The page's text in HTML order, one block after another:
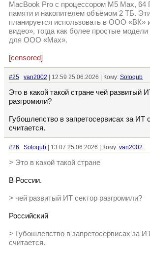
MacBook Pro с процессором M5 Max, 64
памяти и накопителем объёмом 2 ТБ.
планируется использовать в ООО
видео», тогда как более простые
для ООО «Мах».
[censored]
#25 van2002 | 12:59 25.06.2026 | Кому: Soloqub
Это в какой такой стране чей развитый
разгромили?
Губошлепство в запретосервисах за ИТ
считается.
#26 Soloqub | 13:07 25.06.2026 | Кому: van2002
> Это в какой такой стране
В России.
> чей развитый ИТ сектор разгромили?
Российский
> Губошлепство в запретосервисах за
считается.